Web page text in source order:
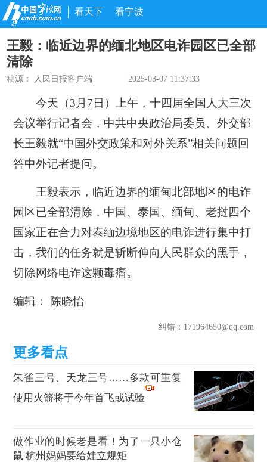
看天下 看宁波
王毅：临近边界的缅北地区电诈园区已全部
清除
稿源： 人民日报客户端 2025-03-07 11:37:33
今天（3月7日）上午，十四届全国人大三次
会议举行记者会，中共中央政治局委员、外交部
长王毅就“中国外交政策和对外关系”相关问题回
答中外记者提问。
王毅表示，临近边界的缅甸北部地区的电诈
园区已全部清除，中国、泰国、缅甸、老挝四个
国家正在合力对泰缅边境地区的电诈进行集中打
击，我们的任务就是斩断伸向人民群众的黑手，
切除网络电诈这颗毒瘤。
编辑： 陈晓怡
纠错：171964650@qq.com
朱雀三号、天龙三号……多款可重复
使用火箭将于今年首飞或试验
做作业的时候老是看！为了一只小仓
鼠 杭州妈妈要给娃立规矩